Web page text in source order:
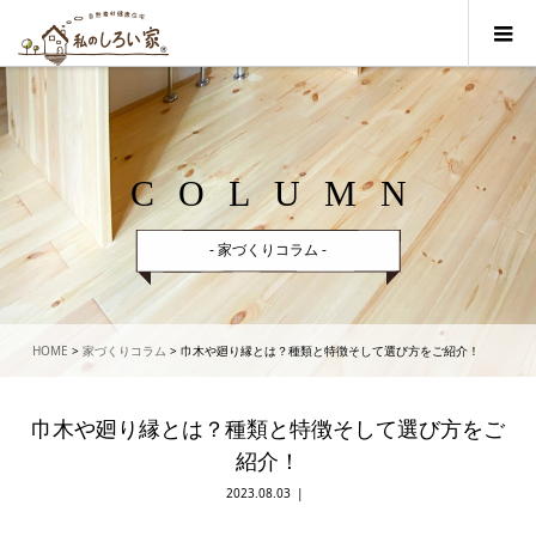
COLUMN
- 家づくりコラム -
HOME >家づくりコラム >巾木や廻り縁とは？種類と特徴そして選び方をご紹介！
巾木や廻り縁とは？種類と特徴そして選び方をご
紹介！
2023.08.03